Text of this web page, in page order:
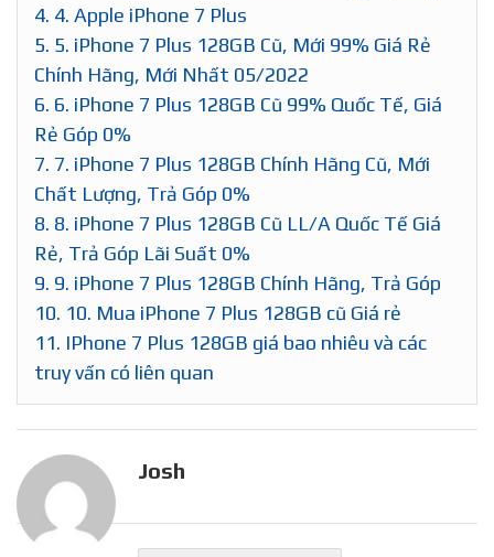
4. 4. Apple iPhone 7 Plus
5. 5. iPhone 7 Plus 128GB Cũ, Mới 99% Giá Rẻ
Chính Hãng, Mới Nhất 05/2022
6. 6. iPhone 7 Plus 128GB Cũ 99% Quốc Tế, Giá
Rẻ Góp 0%
7. 7. iPhone 7 Plus 128GB Chính Hãng Cũ, Mới
Chất Lượng, Trả Góp 0%
8. 8. iPhone 7 Plus 128GB Cũ LL/A Quốc Tế Giá
Rẻ, Trả Góp Lãi Suất 0%
9. 9. iPhone 7 Plus 128GB Chính Hãng, Trả Góp
10. 10. Mua iPhone 7 Plus 128GB cũ Giá rẻ
11. IPhone 7 Plus 128GB giá bao nhiêu và các
truy vấn có liên quan
Josh